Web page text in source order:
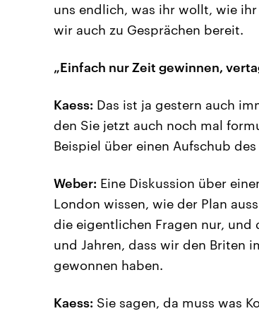
uns endlich, was ihr wollt, wie
wir auch zu Gesprächen bereit.
„Einfach nur Zeit gewinnen,
Kaess: Das ist ja gestern auch
den Sie jetzt auch noch mal
Beispiel über einen Aufschub
Weber: Eine Diskussion über
London wissen, wie der Plan
die eigentlichen Fragen nur,
und Jahren, dass wir den Briten
gewonnen haben.
Kaess: Sie sagen, da muss was